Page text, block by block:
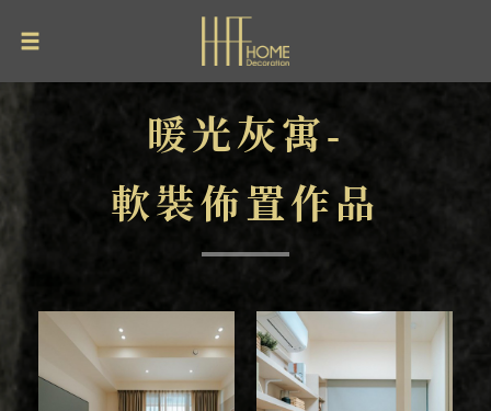
暖光灰寓-
軟裝佈置作品